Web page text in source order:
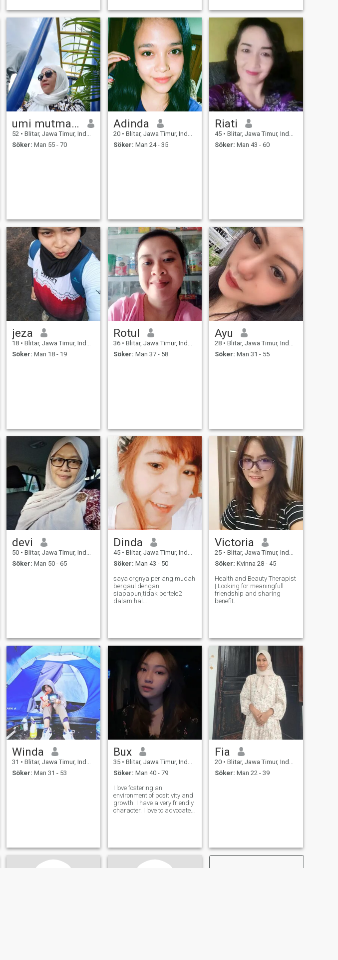
umi mutmainah
52 • Blitar, Jawa Timur, Indonesien
Söker: Man 55 - 70
Adinda
20 • Blitar, Jawa Timur, Indonesien
Söker: Man 24 - 35
Riati
45 • Blitar, Jawa Timur, Indonesien
Söker: Man 43 - 60
jeza
18 • Blitar, Jawa Timur, Indonesien
Söker: Man 18 - 19
Rotul
36 • Blitar, Jawa Timur, Indonesien
Söker: Man 37 - 58
Ayu
28 • Blitar, Jawa Timur, Indonesien
Söker: Man 31 - 55
devi
50 • Blitar, Jawa Timur, Indonesien
Söker: Man 50 - 65
Dinda
45 • Blitar, Jawa Timur, Indonesien
Söker: Man 43 - 50
saya orgnya periang mudah
bergaul dengan
siapapun,tidak bertele2
dalam hal
saya,,,,😊
Victoria
25 • Blitar, Jawa Timur, Indonesien
Söker: Kvinna 28 - 45
Health and Beauty Therapist
| Looking for meaningfull
friendship and sharing
benefit.
Winda
31 • Blitar, Jawa Timur, Indonesien
Söker: Man 31 - 53
Bux
35 • Blitar, Jawa Timur, Indonesien
Söker: Man 40 - 79
I love fostering an
environment of positivity and
growth. I have a very friendly
character. I love to advocate
changing times.
Fia
20 • Blitar, Jawa Timur, Indonesien
Söker: Man 22 - 39